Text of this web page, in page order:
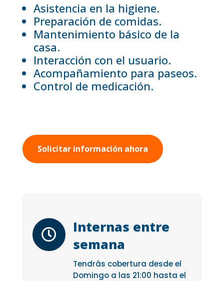
Asistencia en la higiene.
Preparación de comidas.
Mantenimiento básico de la
casa.
Interacción con el usuario.
Acompañamiento para paseos.
Control de medicación.
Solicitar información ahora

Internas entre
semana
Tendrás cobertura desde el
Domingo a las 21:00 hasta el